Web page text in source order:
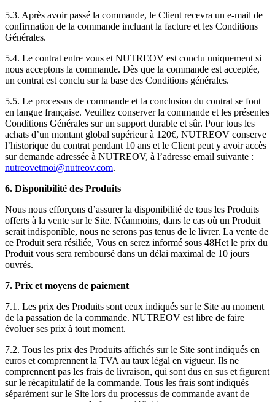
5.3. Après avoir passé la commande, le Client recevra un e-mail de
confirmation de la commande incluant la facture et les Conditions
Générales.
5.4. Le contrat entre vous et NUTREOV est conclu uniquement si
nous acceptons la commande. Dès que la commande est acceptée,
un contrat est conclu sur la base des Conditions générales.
5.5. Le processus de commande et la conclusion du contrat se font
en langue française. Veuillez conserver la commande et les présentes
Conditions Générales sur un support durable et sûr. Pour tous les
achats d’un montant global supérieur à 120€, NUTREOV conserve
l’historique du contrat pendant 10 ans et le Client peut y avoir accès
sur demande adressée à NUTREOV, à l’adresse email suivante :
nutreovetmoi@nutreov.com.
6. Disponibilité des Produits
Nous nous efforçons d’assurer la disponibilité de tous les Produits
offerts à la vente sur le Site. Néanmoins, dans le cas où un Produit
serait indisponible, nous ne serons pas tenus de le livrer. La vente de
ce Produit sera résiliée, Vous en serez informé sous 48Het le prix du
Produit vous sera remboursé dans un délai maximal de 10 jours
ouvrés.
7. Prix et moyens de paiement
7.1. Les prix des Produits sont ceux indiqués sur le Site au moment
de la passation de la commande. NUTREOV est libre de faire
évoluer ses prix à tout moment.
7.2. Tous les prix des Produits affichés sur le Site sont indiqués en
euros et comprennent la TVA au taux légal en vigueur. Ils ne
comprennent pas les frais de livraison, qui sont dus en sus et figurent
sur le récapitulatif de la commande. Tous les frais sont indiqués
séparément sur le Site lors du processus de commande avant de